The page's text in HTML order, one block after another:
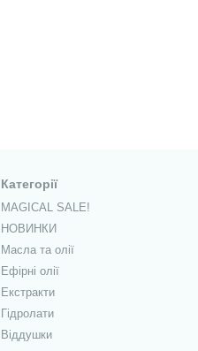
Категорії
MAGICAL SALE!
НОВИНКИ
Масла та олії
Ефірні олії
Екстракти
Гідролати
Віддушки